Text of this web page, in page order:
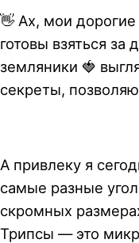
👋 Ах, мои
готовы взяться
земляники 🍓
секреты,
А привлеку я
самые разные
скромных
Трипсы — это